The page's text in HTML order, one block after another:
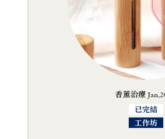
香薰治療
已完結
工作坊